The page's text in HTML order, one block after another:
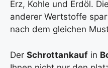
Erz, Kohle und Erdöl.
anderer Wertstoffe
nach dem gleichen
Der Schrottankauf in